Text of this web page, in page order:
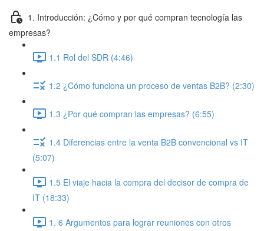
1. Introducción: ¿Cómo y por qué compran tecnología las
empresas?
1.1 Rol del SDR (4:46)
1.2 ¿Cómo funciona un proceso de ventas B2B? (2:30)
1.3 ¿Por qué compran las empresas? (6:55)
1.4 Diferencias entre la venta B2B convencional vs IT
(5:07)
1.5 El viaje hacia la compra del decisor de compra de
IT (18:33)
1. 6 Argumentos para lograr reuniones con otros